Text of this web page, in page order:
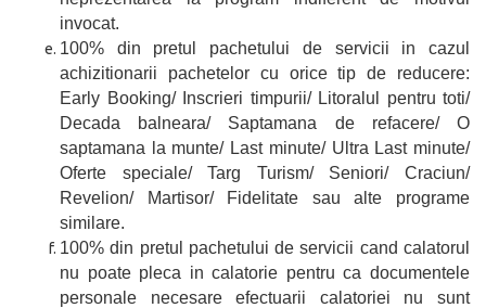
invocat.
100% din pretul pachetului de servicii in cazul
achizitionarii pachetelor cu orice tip de reducere:
Early Booking/ Inscrieri timpurii/ Litoralul pentru toti/
Decada balneara/ Saptamana de refacere/ O
saptamana la munte/ Last minute/ Ultra Last minute/
Oferte speciale/ Targ Turism/ Seniori/ Craciun/
Revelion/ Martisor/ Fidelitate sau alte programe
similare.
100% din pretul pachetului de servicii cand calatorul
nu poate pleca in calatorie pentru ca documentele
personale necesare efectuarii calatoriei nu sunt